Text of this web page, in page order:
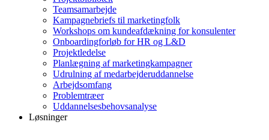
Teamsamarbejde
Kampagnebriefs til marketingfolk
Workshops om kundeafdækning for konsulenter
Onboardingforløb for HR og L&D
Projektledelse
Planlægning af marketingkampagner
Udrulning af medarbejderuddannelse
Arbejdsomfang
Problemtræer
Uddannelsesbehovsanalyse
Løsninger